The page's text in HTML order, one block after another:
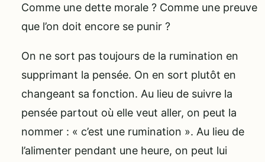
Comme une dette morale ? Comme une preuve
que l’on doit encore se punir ?
On ne sort pas toujours de la rumination en
supprimant la pensée. On en sort plutôt en
changeant sa fonction. Au lieu de suivre la
pensée partout où elle veut aller, on peut la
nommer : « c’est une rumination ». Au lieu de
l’alimenter pendant une heure, on peut lui